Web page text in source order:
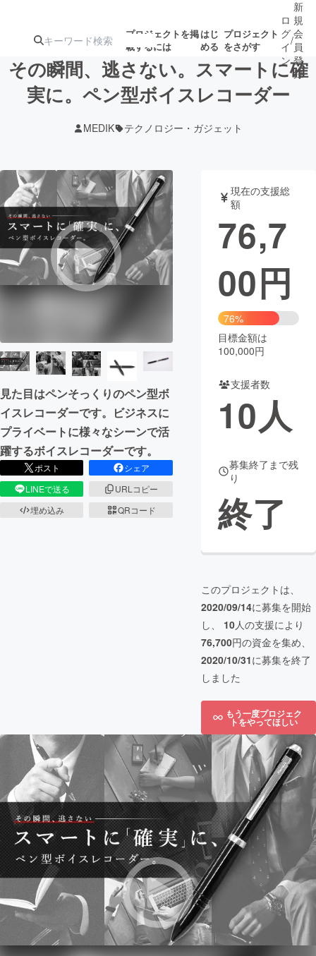
プロジェクトを掲
載するには
はじ
める
プロジェクト
をさがす
ターン
ジェクト
ロジェクト
アート・写真 音楽
テクノロジー・ガジェット ゲーム・
映像・映画 書籍・雑誌
チャレンジ
まちづくり・地域活性化
CAMPFIRE for Social Good
CAMPFIRE Creation
CAMPFIREふるさと納税machi-ya コミュニティ
ロ
グ
イ
ン
/
新
規
会
員
登
録
その瞬間、逃さない。スマートに確
実に。ペン型ボイスレコーダー
MEDIK テクノロジー・ガジェット
見た目はペンそっくりのペン型ボ
イスレコーダーです。ビジネスに
プライベートに様々なシーンで活
躍するボイスレコーダーです。
ポスト
シェア
LINEで送る
URLコピー
埋め込み
QRコード
現在の支援総
額
76,7
00円
76%
目標金額は
100,000円
支援者数
10人
募集終了まで残
り
終了
このプロジェクトは、
2020/09/14に募集を開始
し、 10人の支援により
76,700円の資金を集め、
2020/10/31に募集を終了
しました
もう一度プロジェク
トをやってほしい